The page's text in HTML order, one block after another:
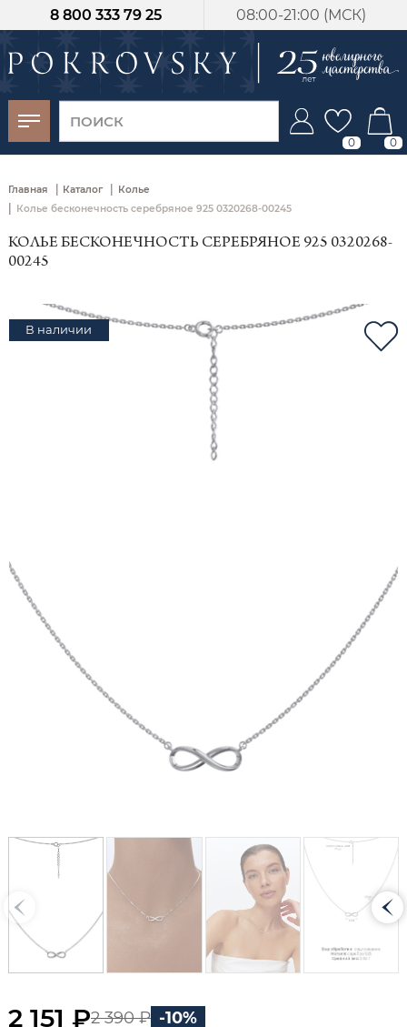
08:00-21:00 (МСК)
8 800 333 79 25
0 0
Главная | Каталог | Колье
| Колье бесконечность серебряное 925 0320268-00245
КОЛЬЕ БЕСКОНЕЧНОСТЬ СЕРЕБРЯНОЕ 925 0320268-
00245
В наличии
2 151 ₽2 390 ₽ -10%
-30%
от 15 дней с
момента оплаты